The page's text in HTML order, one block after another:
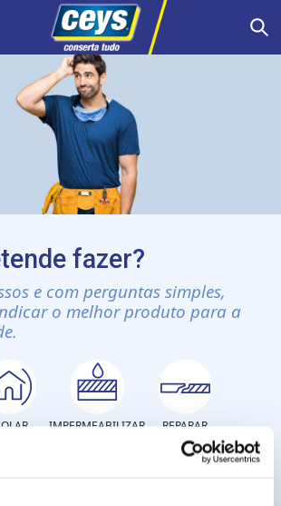
fazer?
e com perguntas simples,
o melhor produto para a
IMPERMEABILIZAR REPARAR